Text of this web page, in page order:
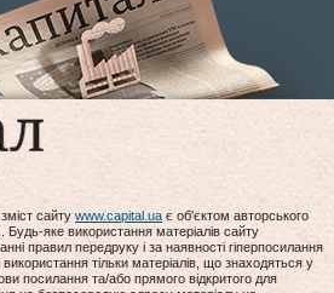
сайту www.capital.ua є об'єктом авторського
яке використання матеріалів сайту
правил передруку і за наявності гіперпосилання
тільки матеріалів, що знаходяться у
посилання та/або прямого відкритого для